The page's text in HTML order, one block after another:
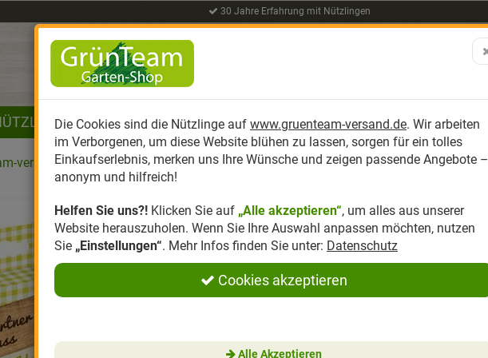
30 Jahre Erfahrung mit Nützlingen
HERSTELLER THEMENWELT RATGEBER
versand.de Neudorff WildgärtnerGenuss Aroma-Kräuter
Neudorff WildgärtnerGenuss Aroma-
Kräuter
1
Kundenmeinungen|Häufige Fragen
Artikel-Nummer:895;0
vom Hersteller NEUDORFF eingestellt.
Die Cookies sind die Nützlinge auf www.gruenteam-versand.de. Wir arbeiten
im Verborgenen, um diese Website blühen zu lassen, sorgen für ein tolles
Einkaufserlebnis, merken uns Ihre Wünsche und zeigen passende Angebote –
anonym und hilfreich!
Helfen Sie uns?! Klicken Sie auf „Alle akzeptieren“, um alles aus unserer
Website herauszuholen. Wenn Sie Ihre Auswahl anpassen möchten, nutzen
Sie „Einstellungen“. Mehr Infos finden Sie unter: Datenschutz
Cookies akzeptieren
Alle Akzeptieren